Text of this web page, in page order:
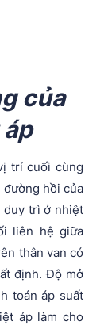
của
trí cuối cùng
hồi của
duy trì ở nhiệt
liên hệ giữa
thân van có
định. Độ mở
toán áp suất
áp làm cho